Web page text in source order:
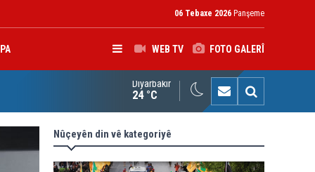
06 Tebaxe 2026 Panşeme
WEB TV FOTO GALERÎ
Cemalê bersiv da: Gelo YPJ tevlî Wezareta Karên Navxwe
Diyarbakır
24 °C
Nûçeyên din vê kategoriyê